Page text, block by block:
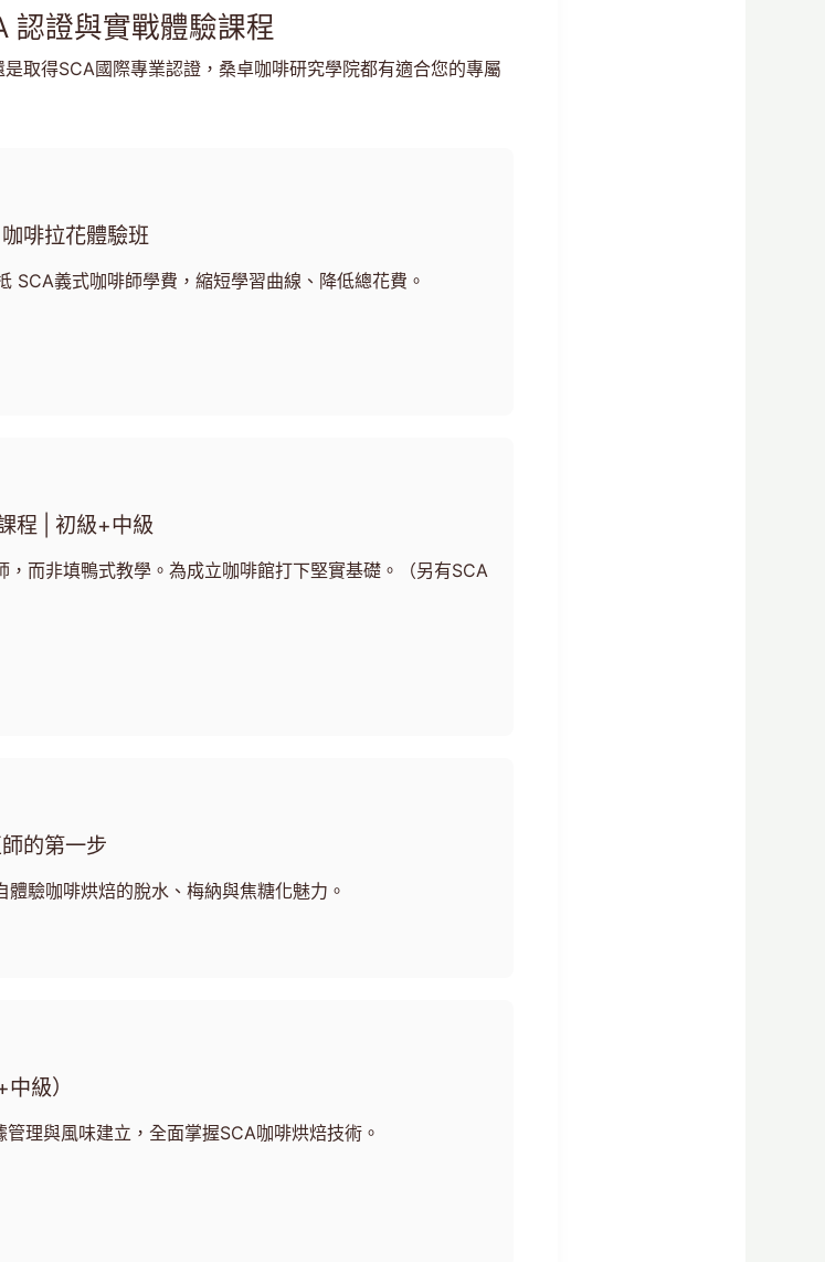
認證與實戰體驗課程
取得SCA國際專業認證，桑卓咖啡研究學院都有適合您的專屬
啡拉花體驗班
SCA義式咖啡師學費，縮短學習曲線、降低總花費。
程 | 初級+中級
而非填鴨式教學。為成立咖啡館打下堅實基礎。（另有SCA
的第一步
驗咖啡烘焙的脫水、梅納與焦糖化魅力。
級）
理與風味建立，全面掌握SCA咖啡烘焙技術。